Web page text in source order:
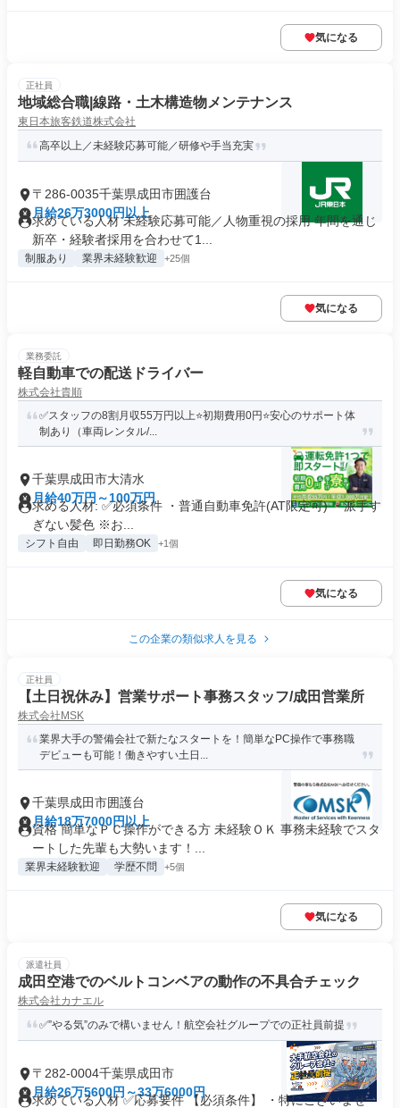
気になる
正社員
地域総合職|線路・土木構造物メンテナンス
東日本旅客鉄道株式会社
高卒以上／未経験応募可能／研修や手当充実
〒286-0035千葉県成田市囲護台
月給26万3000円以上
求めている人材 未経験応募可能／人物重視の採用 年間を通じ
新卒・経験者採用を合わせて1...
制服あり 業界未経験歓迎 +25個
気になる
業務委託
軽自動車での配送ドライバー
株式会社貴順
✅スタッフの8割月収55万円以上⭐️初期費用0円⭐️安心のサポート体
制あり（車両レンタル/...
千葉県成田市大清水
月給40万円～100万円
求める人材: ✅️必須条件 ・普通自動車免許(AT限定可) ・派手す
ぎない髪色 ※お...
シフト自由 即日勤務OK +1個
気になる
この企業の類似求人を見る
正社員
【土日祝休み】営業サポート事務スタッフ/成田営業所
株式会社MSK
業界大手の警備会社で新たなスタートを！簡単なPC操作で事務職
デビューも可能！働きやすい土日...
千葉県成田市囲護台
月給18万7000円以上
資格 簡単なＰＣ操作ができる方 未経験ＯＫ 事務未経験でスタ
ートした先輩も大勢います！...
業界未経験歓迎 学歴不問 +5個
気になる
派遣社員
成田空港でのベルトコンベアの動作の不具合チェック
株式会社カナエル
✅”やる気”のみで構いません！航空会社グループでの正社員前提
〒282-0004千葉県成田市
月給26万5600円～33万6000円
求めている人材 ✅応募要件 【必須条件】 ・特にございませ